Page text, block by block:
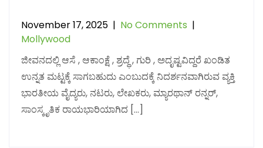
November 17, 2025 | No Comments |
Mollywood
ಜೀವನದಲ್ಲಿ ಆಸೆ , ಆಕಾಂಕ್ಷೆ , ಶ್ರದ್ಧೆ , ಗುರಿ , ಅದೃಷ್ಟವಿದ್ದರೆ ಖಂಡಿತ
ಉನ್ನತ ಮಟ್ಟಕ್ಕೆ ಸಾಗಬಹುದು ಎಂಬುದಕ್ಕೆ ನಿದರ್ಶನವಾಗಿರುವ ವ್ಯಕ್ತಿ
ಭಾರತೀಯ ವೈದ್ಯರು, ನಟರು, ಲೇಖಕರು, ಮ್ಯಾರಥಾನ್ ರನ್ನರ್,
ಸಾಂಸ್ಕೃತಿಕ ರಾಯಭಾರಿಯಾಗಿದ […]